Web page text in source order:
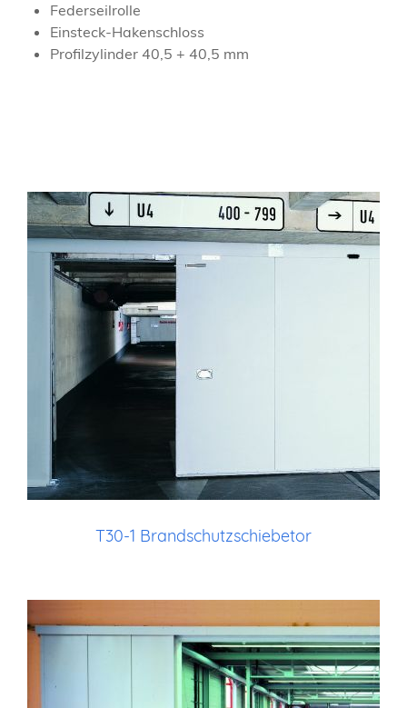
Federseilrolle
Einsteck-Hakenschloss
Profilzylinder 40,5 + 40,5 mm
T30-1 Brandschutzschiebetor